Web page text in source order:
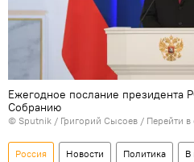
Ежегодное послание
Собранию
© Sputnik / Григорий Сысоев / Перейти
Россия Новости Политика В